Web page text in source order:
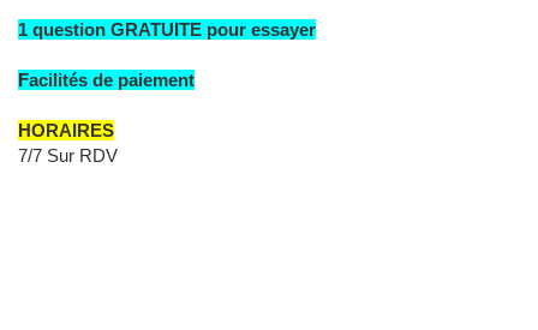
1 question GRATUITE pour essayer
Facilités de paiement
HORAIRES
7/7 Sur RDV